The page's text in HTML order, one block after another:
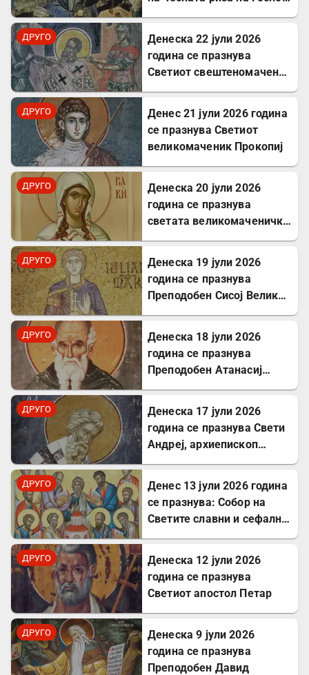
ДРУГО
Денеска 22 јули 2026
година се празнува
Светиот свештеномаченик
ДРУГО
Денес 21 јули 2026 година
се празнува Светиот
великомаченик Прокопиј
ДРУГО
Денеска 20 јули 2026
година се празнува
светата великомаченичка
ДРУГО
Денеска 19 јули 2026
година се празнува
Преподобен Сисој Велики:
воскреснуваше мртви
ДРУГО
Денеска 18 јули 2026
година се празнува
Преподобен Атанасиј
ДРУГО
Денеска 17 јули 2026
година се празнува Свети
Андреј, архиепископ
ДРУГО
Денес 13 јули 2026 година
се празнува: Собор на
Светите славни и сефални
ДРУГО
Денеска 12 јули 2026
година се празнува
Светиот апостол Петар
ДРУГО
Денеска 9 јули 2026
година се празнува
Преподобен Давид